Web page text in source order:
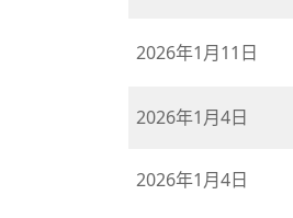
2026年1月11日
2026年1月4日
2026年1月4日